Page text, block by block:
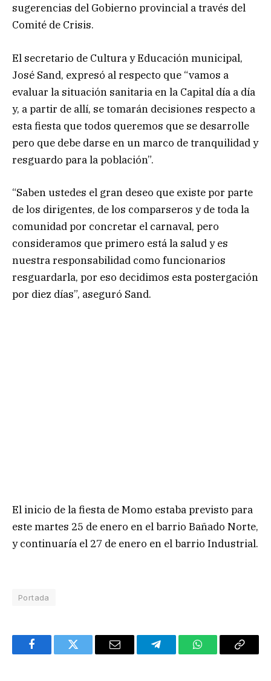
sugerencias del Gobierno provincial a través del
Comité de Crisis.
El secretario de Cultura y Educación municipal,
José Sand, expresó al respecto que “vamos a
evaluar la situación sanitaria en la Capital día a día
y, a partir de allí, se tomarán decisiones respecto a
esta fiesta que todos queremos que se desarrolle
pero que debe darse en un marco de tranquilidad y
resguardo para la población”.
“Saben ustedes el gran deseo que existe por parte
de los dirigentes, de los comparseros y de toda la
comunidad por concretar el carnaval, pero
consideramos que primero está la salud y es
nuestra responsabilidad como funcionarios
resguardarla, por eso decidimos esta postergación
por diez días”, aseguró Sand.
El inicio de la fiesta de Momo estaba previsto para
este martes 25 de enero en el barrio Bañado Norte,
y continuaría el 27 de enero en el barrio Industrial.
Portada
FacebookTwitter Email TelegramWhatsAppCopy